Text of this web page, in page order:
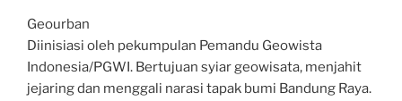
Geourban
Diinisiasi oleh pekumpulan Pemandu Geowista
Indonesia/PGWI. Bertujuan syiar geowisata, menjahit
jejaring dan menggali narasi tapak bumi Bandung Raya.